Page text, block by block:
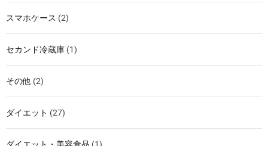
スマホケース (2)
セカンド冷蔵庫 (1)
その他 (2)
ダイエット (27)